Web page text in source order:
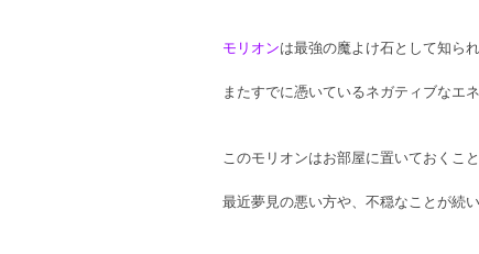
モリオンは最強の魔よけ石として知ら
またすでに憑いているネガティブなエ
このモリオンはお部屋に置いておくこ
最近夢見の悪い方や、不穏なことが続